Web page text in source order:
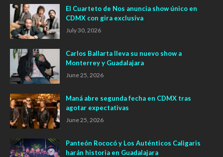
El Cuarteto de Nos anuncia show único en
CDMX con gira exclusiva
July 30, 2026
Carlos Ballarta lleva su nuevo show a
Monterrey y Guadalajara
June 25, 2026
Maná abre segunda fecha en CDMX tras
agotar expectativas
June 25, 2026
Panteón Rococó y Los Auténticos Caligaris
harán historia en Guadalajara